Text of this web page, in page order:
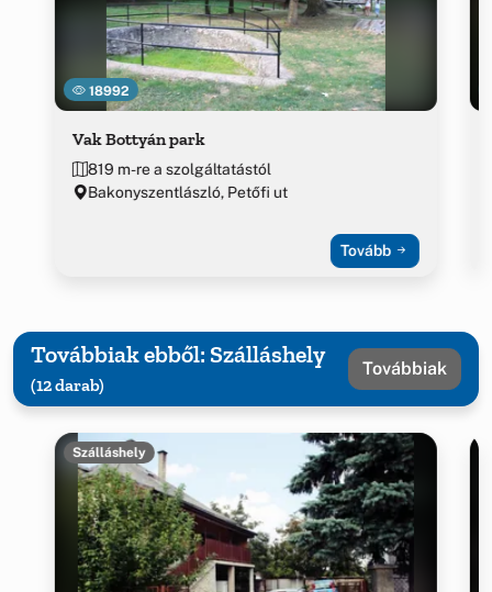
18992
Vak Bottyán park
819 m-re a szolgáltatástól
Bakonyszentlászló, Petőfi ut
Tovább
Továbbiak ebből: Szálláshely
(12 darab)
Továbbiak
Szálláshely